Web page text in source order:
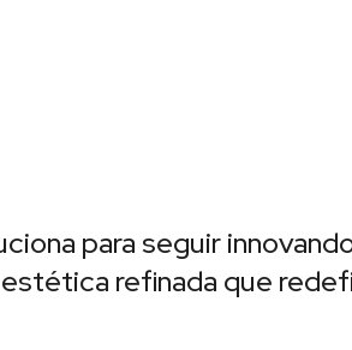
para seguir
refinada que